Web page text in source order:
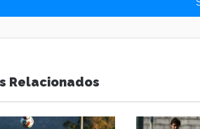
Relacionados